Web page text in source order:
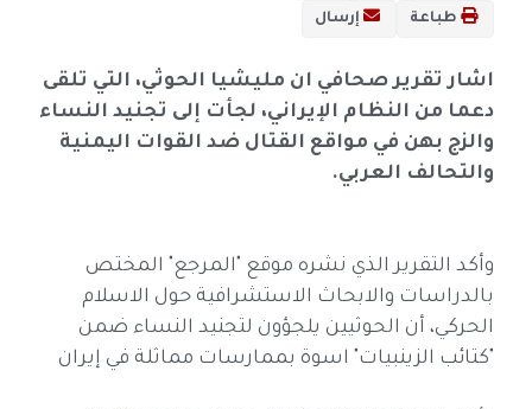
طباعة إرسال
اشار تقرير صحافي ان مليشيا الحوثي، التي تلقى
دعما من النظام الإيراني، لجأت إلى تجنيد النساء
والزج بهن في مواقع القتال ضد القوات اليمنية
والتحالف العربي.
وأكد التقرير الذي نشره موقع "المرجع" المختص
بالدراسات والابحاث الاستشرافية حول الاسلام
الحركي، أن الحوثيين يلجؤون لتجنيد النساء ضمن
"كتائب الزينبيات" اسوة بممارسات مماثلة في إيران